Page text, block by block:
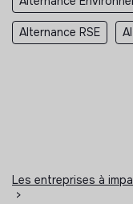
Alternance RSE
Les entreprises à
>